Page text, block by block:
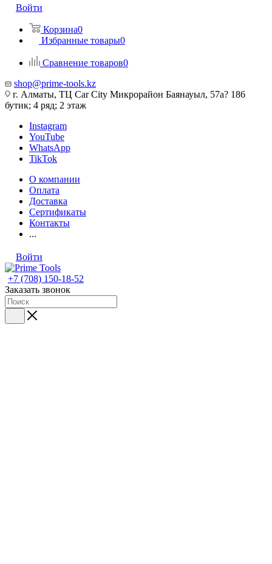
Войти
Корзина0
Избранные товары0
Сравнение товаров0
shop@prime-tools.kz
г. Алматы, ТЦ Car City​ ​Микрорайон Баянауыл, 57а? ​186
бутик; 4 ряд; 2 этаж
Instagram
YouTube
WhatsApp
TikTok
О компании
Оплата
Доставка
Сертификаты
Контакты
...
Войти
+7 (708) 150-18-52
Заказать звонок